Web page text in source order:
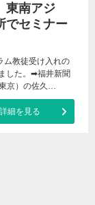
東南アジ
セミナー
ム教徒受け入れの
した。➡福井新聞
京）の佐久…
詳細を見る